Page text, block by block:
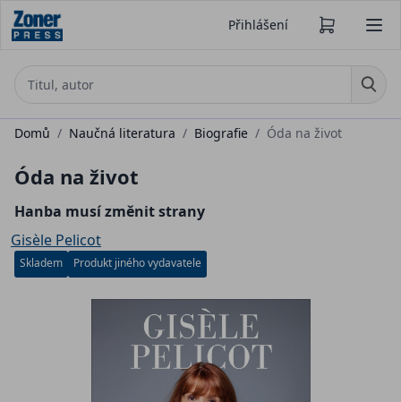
Přihlášení
Domů / Naučná literatura / Biografie / Óda na život
Óda na život
Hanba musí změnit strany
Gisèle Pelicot
Skladem Produkt jiného vydavatele